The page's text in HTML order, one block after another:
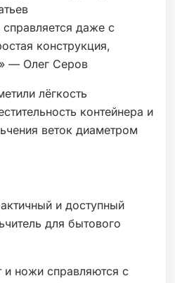
даже с
конструкция,
— Олег Серов
лёгкость
контейнера и
веток диаметром
и доступный
для бытового
ножи справляются с